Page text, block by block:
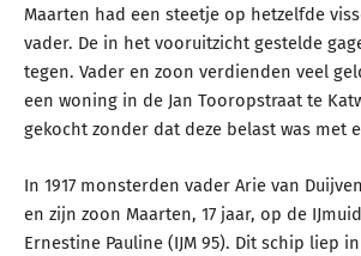
Maarten had een steetje op hetzelfde
vader. De in het vooruitzicht gestelde
tegen. Vader en zoon verdienden veel
een woning in de Jan Tooropstraat te
gekocht zonder dat deze belast was met
In 1917 monsterden vader Arie van
en zijn zoon Maarten, 17 jaar, op de
Ernestine Pauline (IJM 95). Dit schip liep